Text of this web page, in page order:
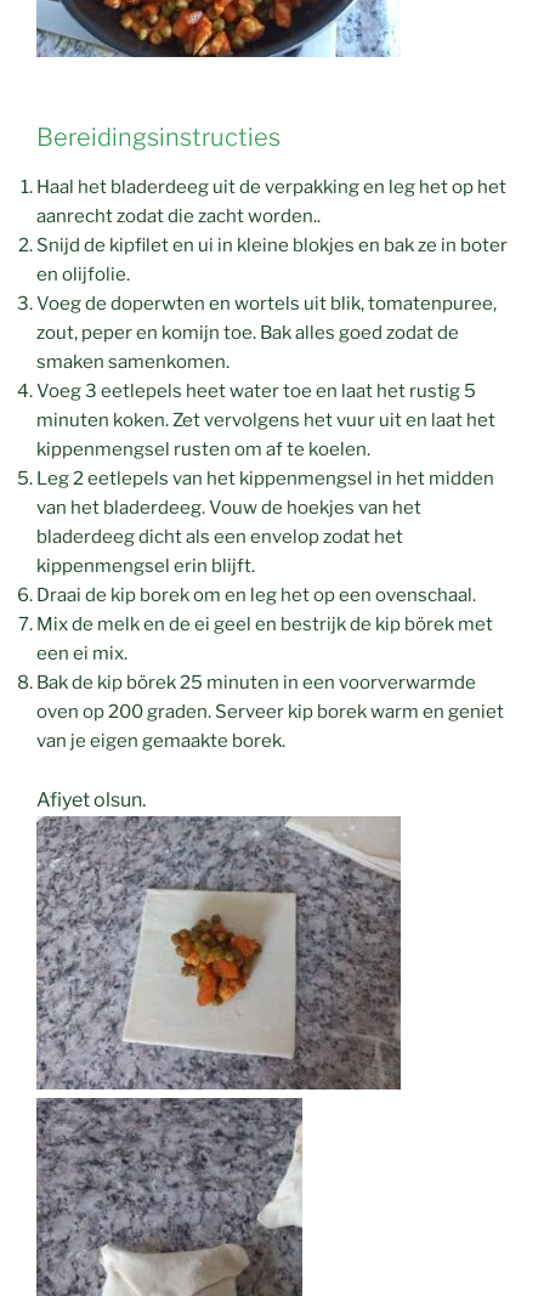
Bereidingsinstructies
Haal het bladerdeeg uit de verpakking en leg het op het
aanrecht zodat die zacht worden..
Snijd de kipfilet en ui in kleine blokjes en bak ze in boter
en olijfolie.
Voeg de doperwten en wortels uit blik, tomatenpuree,
zout, peper en komijn toe. Bak alles goed zodat de
smaken samenkomen.
Voeg 3 eetlepels heet water toe en laat het rustig 5
minuten koken. Zet vervolgens het vuur uit en laat het
kippenmengsel rusten om af te koelen.
Leg 2 eetlepels van het kippenmengsel in het midden
van het bladerdeeg. Vouw de hoekjes van het
bladerdeeg dicht als een envelop zodat het
kippenmengsel erin blijft.
Draai de kip borek om en leg het op een ovenschaal.
Mix de melk en de ei geel en bestrijk de kip börek met
een ei mix.
Bak de kip börek 25 minuten in een voorverwarmde
oven op 200 graden. Serveer kip borek warm en geniet
van je eigen gemaakte borek.
Afiyet olsun.